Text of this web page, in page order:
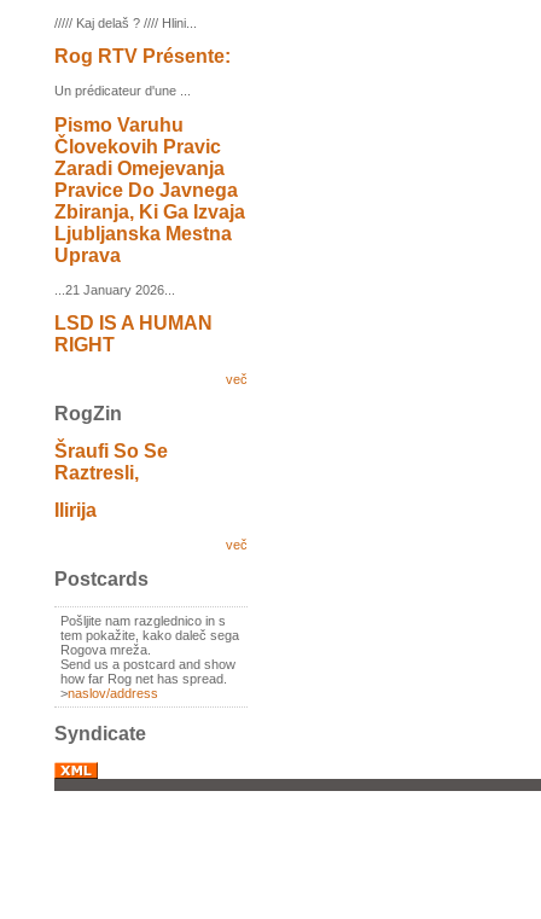
///// Kaj delaš ? //// Hlini...
Rog RTV Présente:
Un prédicateur d'une ...
Pismo Varuhu
Človekovih Pravic
Zaradi Omejevanja
Pravice Do Javnega
Zbiranja, Ki Ga Izvaja
Ljubljanska Mestna
Uprava
...21 January 2026...
LSD IS A HUMAN
RIGHT
več
RogZin
Šraufi So Se
Raztresli,
Ilirija
več
Postcards
Pošljite nam razglednico in s
tem pokažite, kako daleč sega
Rogova mreža.
Send us a postcard and show
how far Rog net has spread.
>naslov/address
Syndicate